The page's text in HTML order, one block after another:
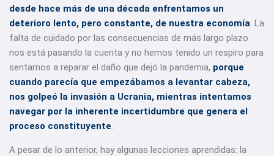
desde hace más de una década enfrentamos un
deterioro lento, pero constante, de nuestra economía. La
falta de cuidado por las consecuencias de más largo plazo
nos está pasando la cuenta y no hemos tenido un respiro para
sentarnos a reparar el daño que dejó la pandemia, porque
cuando parecía que empezábamos a levantar cabeza,
nos golpeó la invasión a Ucrania, mientras intentamos
navegar por la inherente incertidumbre que genera el
proceso constituyente.
A pesar de lo anterior, hay algunas lecciones aprendidas: la